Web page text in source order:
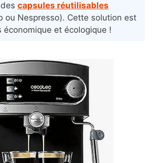
capsules réutilisables
ou Nespresso). Cette solution est
économique et écologique !